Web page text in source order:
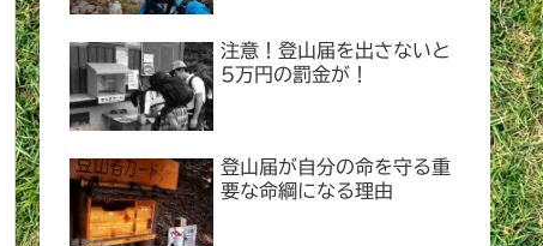
注意！登山届を出さないと
5万円の罰金が！
登山届が自分の命を守る重
要な命綱になる理由